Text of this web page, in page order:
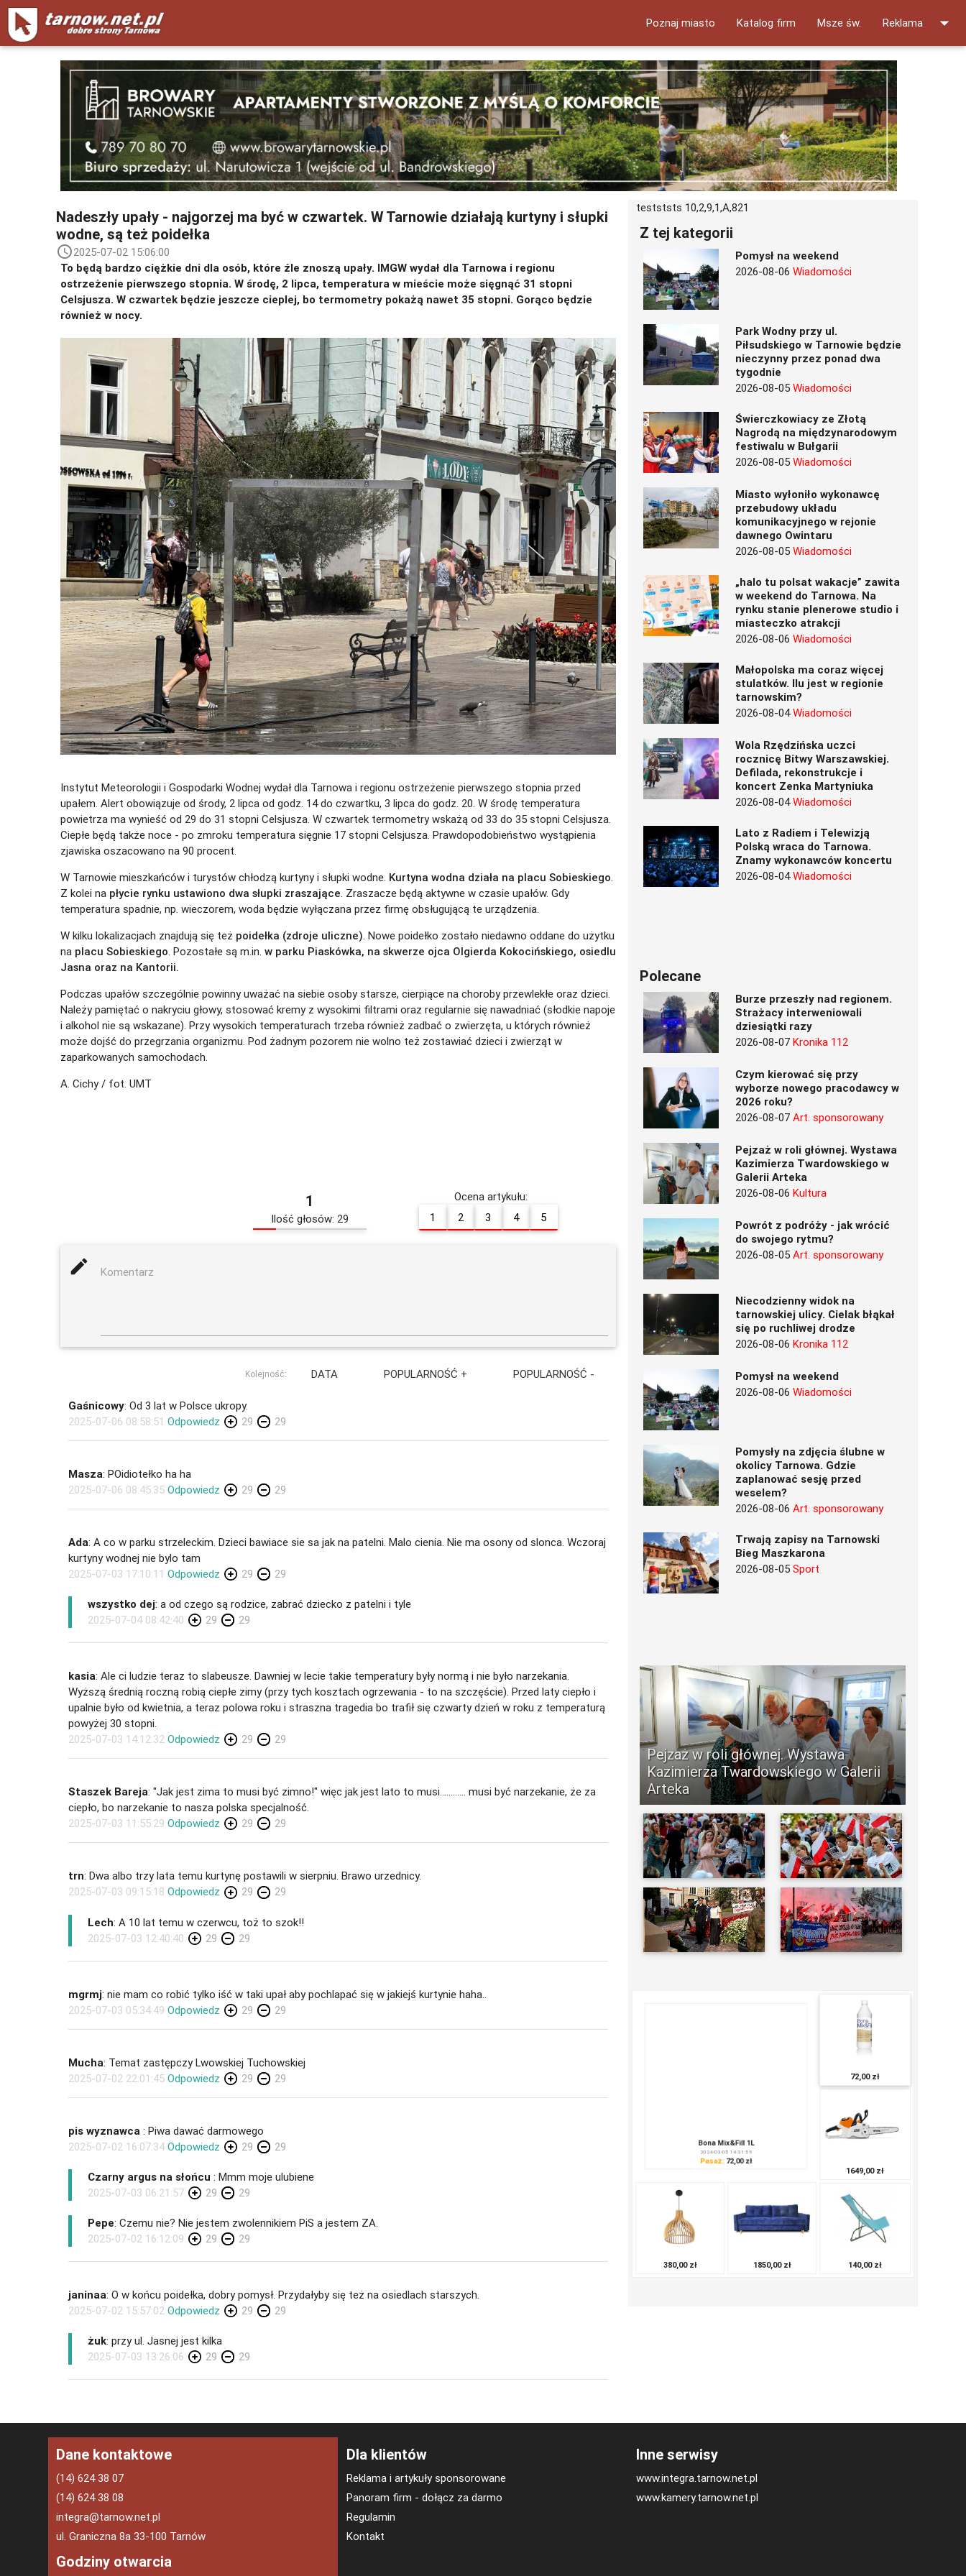
Poznaj miasto Katalog firm Msze św. Reklama arrow_drop_down
Nadeszły upały - najgorzej ma być w czwartek. W Tarnowie działają kurtyny i słupki
wodne, są też poidełka
access_time2025-07-02 15:06:00
To będą bardzo ciężkie dni dla osób, które źle znoszą upały. IMGW wydał dla Tarnowa i regionu
ostrzeżenie pierwszego stopnia. W środę, 2 lipca, temperatura w mieście może sięgnąć 31 stopni
Celsjusza. W czwartek będzie jeszcze cieplej, bo termometry pokażą nawet 35 stopni. Gorąco będzie
również w nocy.
Instytut Meteorologii i Gospodarki Wodnej wydał dla Tarnowa i regionu ostrzeżenie pierwszego stopnia przed
upałem. Alert obowiązuje od środy, 2 lipca od godz. 14 do czwartku, 3 lipca do godz. 20. W środę temperatura
powietrza ma wynieść od 29 do 31 stopni Celsjusza. W czwartek termometry wskażą od 33 do 35 stopni Celsjusza.
Ciepłe będą także noce - po zmroku temperatura sięgnie 17 stopni Celsjusza. Prawdopodobieństwo wystąpienia
zjawiska oszacowano na 90 procent.
W Tarnowie mieszkańców i turystów chłodzą kurtyny i słupki wodne. Kurtyna wodna działa na placu Sobieskiego.
Z kolei napłycie rynku ustawiono dwa słupki zraszające. Zraszacze będą aktywne w czasie upałów. Gdy
temperatura spadnie, np. wieczorem, woda będzie wyłączana przez firmę obsługującą te urządzenia.
W kilku lokalizacjach znajdują się też poidełka (zdroje uliczne). Nowe poidełko zostało niedawno oddane do użytku
naplacu Sobieskiego. Pozostałe są m.in. w parku Piaskówka, na skwerze ojca Olgierda Kokocińskiego, osiedlu
Jasna oraz na Kantorii.
Podczas upałów szczególnie powinny uważać na siebie osoby starsze, cierpiące na choroby przewlekłe oraz dzieci.
Należy pamiętać o nakryciu głowy, stosować kremy z wysokimi filtrami oraz regularnie się nawadniać (słodkie napoje
i alkohol nie są wskazane). Przy wysokich temperaturach trzeba również zadbać o zwierzęta, u których również
może dojść do przegrzania organizmu. Pod żadnym pozorem nie wolno też zostawiać dzieci i zwierząt w
zaparkowanych samochodach.
A. Cichy / fot. UMT
1
Ilość głosów: 29
Ocena artykułu:
1
2 3 4 5
mode_edit Komentarz
Kolejność: DATA POPULARNOŚĆ + POPULARNOŚĆ -
Gaśnicowy: Od 3 lat w Polsce ukropy.
2025-07-06 08:58:51 Odpowiedz 29 29
Masza: POidiotełko ha ha
2025-07-06 08:45:35 Odpowiedz 29 29
Ada: A co w parku strzeleckim. Dzieci bawiace sie sa jak na patelni. Malo cienia. Nie ma osony od slonca. Wczoraj
kurtyny wodnej nie bylo tam
2025-07-03 17:10:11 Odpowiedz 29 29
wszystko dej: a od czego są rodzice, zabrać dziecko z patelni i tyle
2025-07-04 08:42:40
29 29
kasia: Ale ci ludzie teraz to slabeusze. Dawniej w lecie takie temperatury były normą i nie było narzekania.
Wyższą średnią roczną robią ciepłe zimy (przy tych kosztach ogrzewania - to na szczęście). Przed laty ciepło i
upalnie było od kwietnia, a teraz polowa roku i straszna tragedia bo trafił się czwarty dzień w roku z temperaturą
powyżej 30 stopni.
2025-07-03 14:12:32 Odpowiedz 29 29
Staszek Bareja: "Jak jest zima to musi być zimno!" więc jak jest lato to musi............ musi być narzekanie, że za
ciepło, bo narzekanie to nasza polska specjalność.
2025-07-03 11:55:29 Odpowiedz 29 29
trn: Dwa albo trzy lata temu kurtynę postawili w sierpniu. Brawo urzednicy.
2025-07-03 09:15:18 Odpowiedz 29 29
Lech: A 10 lat temu w czerwcu, toż to szok!!
2025-07-03 12:40:40
29 29
mgrmj: nie mam co robić tylko iść w taki upał aby pochlapać się w jakiejś kurtynie haha..
2025-07-03 05:34:49 Odpowiedz 29 29
Mucha: Temat zastępczy Lwowskiej Tuchowskiej
2025-07-02 22:01:45 Odpowiedz 29 29
pis wyznawca : Piwa dawać darmowego
2025-07-02 16:07:34 Odpowiedz 29 29
Czarny argus na słońcu: Mmm moje ulubiene
2025-07-03 06:21:57
29 29
Pepe: Czemu nie? Nie jestem zwolennikiem PiS a jestem ZA.
2025-07-02 16:12:09
29 29
janinaa: O w końcu poidełka, dobry pomysł. Przydałyby się też na osiedlach starszych.
2025-07-02 15:57:02 Odpowiedz 29 29
żuk: przy ul. Jasnej jest kilka
2025-07-03 13:26:06
29 29
testststs 10,2,9,1,A,821
Z tej kategorii
Pomysł na weekend
2026-08-06 Wiadomości
Park Wodny przy ul.
Piłsudskiego w Tarnowie będzie
nieczynny przez ponad dwa
tygodnie
2026-08-05 Wiadomości
Świerczkowiacy ze Złotą
Nagrodą na międzynarodowym
festiwalu w Bułgarii
2026-08-05 Wiadomości
Miasto wyłoniło wykonawcę
przebudowy układu
komunikacyjnego w rejonie
dawnego Owintaru
2026-08-05 Wiadomości
„halo tu polsat wakacje” zawita
w weekend do Tarnowa. Na
rynku stanie plenerowe studio i
miasteczko atrakcji
2026-08-06 Wiadomości
Małopolska ma coraz więcej
stulatków. Ilu jest w regionie
tarnowskim?
2026-08-04 Wiadomości
Wola Rzędzińska uczci
rocznicę Bitwy Warszawskiej.
Defilada, rekonstrukcje i
koncert Zenka Martyniuka
2026-08-04 Wiadomości
Lato z Radiem i Telewizją
Polską wraca do Tarnowa.
Znamy wykonawców koncertu
2026-08-04 Wiadomości
Polecane
Burze przeszły nad regionem.
Strażacy interweniowali
dziesiątki razy
2026-08-07 Kronika 112
Czym kierować się przy
wyborze nowego pracodawcy w
2026 roku?
2026-08-07 Art. sponsorowany
Pejzaż w roli głównej. Wystawa
Kazimierza Twardowskiego w
Galerii Arteka
2026-08-06 Kultura
Powrót z podróży - jak wrócić
do swojego rytmu?
2026-08-05 Art. sponsorowany
Niecodzienny widok na
tarnowskiej ulicy. Cielak błąkał
się po ruchliwej drodze
2026-08-06 Kronika 112
Pomysł na weekend
2026-08-06 Wiadomości
Pomysły na zdjęcia ślubne w
okolicy Tarnowa. Gdzie
zaplanować sesję przed
weselem?
2026-08-06 Art. sponsorowany
Trwają zapisy na Tarnowski
Bieg Maszkarona
2026-08-05 Sport
Pejzaż w roli głównej. Wystawa
Kazimierza Twardowskiego w Galerii
Arteka
-
Bona Mix&Fill 1L
2024-03-05 14:31:59
380,00 zł 1850,00 zł
72,00 zł
1649,00 zł
140,00 zł
Dane kontaktowe
(14) 624 38 07
(14) 624 38 08
integra@tarnow.net.pl
ul. Graniczna 8a 33-100 Tarnów
Godziny otwarcia
Dla klientów
Reklama i artykuły sponsorowane
Panoram firm - dołącz za darmo
Regulamin
Kontakt
Inne serwisy
www.integra.tarnow.net.pl
www.kamery.tarnow.net.pl